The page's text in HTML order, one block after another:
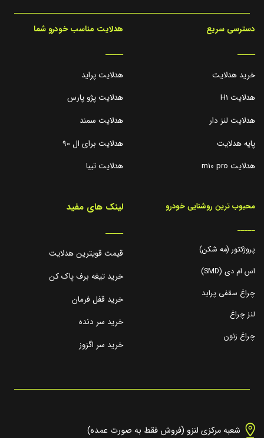
دسترسی سریع
_____
خرید هدلایت
هدلایت H1
هدلایت لنز دار
پایه هدلایت
هدلایت m10 pro
هدلایت مناسب خودرو شما
_____
هدلایت پراید
هدلایت پژو پارس
هدلایت سمند
هدلایت برای ال 90
هدلایت تیبا
محبوب ترین روشنایی خودرو
_____
پروژکتور (مه شکن)
اس ام دی (SMD)
چراغ سقفی پراید
لنز چراغ
چراغ زنون
لینک های مفید
_____
قیمت قویترین هدلایت
خرید تیغه برف پاک کن
خرید قفل فرمان
خرید سر دنده
خرید سر اگزوز
شعبه مرکزی لنزو (فروش فقط به صورت عمده)